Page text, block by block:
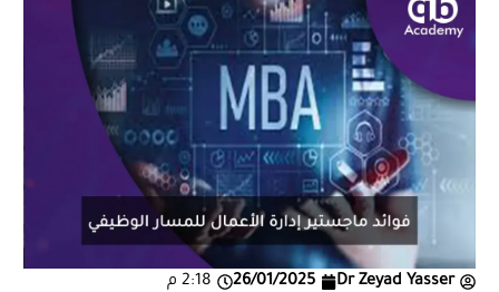
Dr Zeyad Yasser
26/01/2025 2:18 م